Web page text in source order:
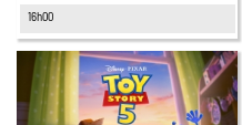
16h00